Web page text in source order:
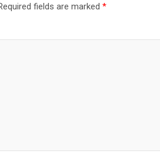
fields are marked *